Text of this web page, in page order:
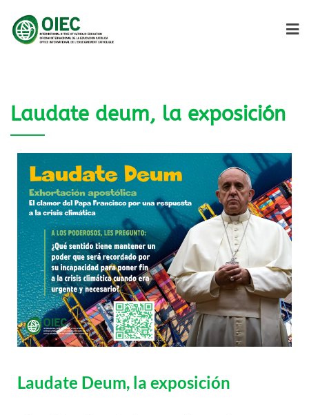
Laudate deum, la exposición
Laudate Deum, la exposición